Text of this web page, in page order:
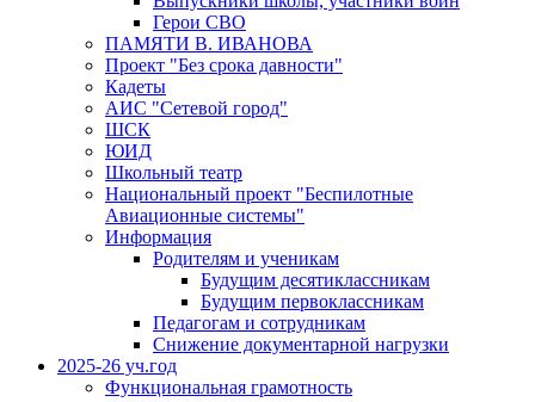
Герои СВО
ПАМЯТИ В. ИВАНОВА
Проект "Без срока давности"
Кадеты
АИС "Сетевой город"
ШСК
ЮИД
Школьный театр
Национальный проект "Беспилотные
Авиационные системы"
Информация
Родителям и ученикам
Будущим десятиклассникам
Будущим первоклассникам
Педагогам и сотрудникам
Снижение документарной нагрузки
2025-26 уч.год
Функциональная грамотность